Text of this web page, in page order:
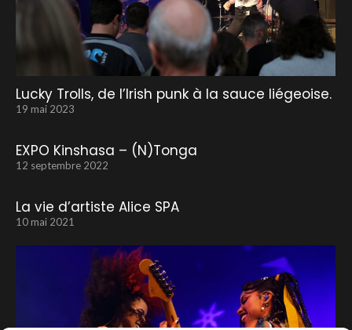
Lucky Trolls, de l’Irish punk à la sauce liégeoise.
19 mai 2023
EXPO Kinshasa – (N)Tonga
12 septembre 2022
La vie d’artiste Alice SPA
10 mai 2021